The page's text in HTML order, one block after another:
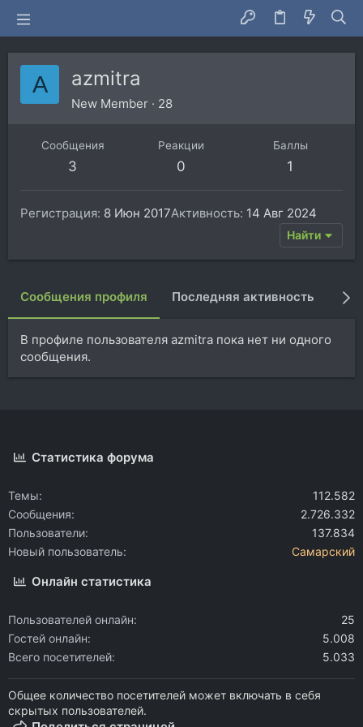
A azmitra
New Member · 28
Сообщения
3
Реакции
0
Баллы
1
Регистрация 8 Июн 2017Активность 14 Авг 2024
Найти
Сообщения профиля Последняя активность
В профиле пользователя azmitra пока нет ни одного
сообщения.
Статистика форума
Темы
112.582
Сообщения
2.726.332
Пользователи
137.834
Новый пользователь
Самарский
Онлайн статистика
Пользователей онлайн
25
Гостей онлайн
5.008
Всего посетителей
5.033
Общее количество посетителей может включать в себя
скрытых пользователей.